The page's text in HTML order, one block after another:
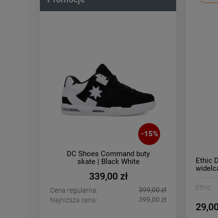
-14%
DC Shoes Net buty skate |
Black White
239,00 zł
Cena regularna:
279,00 zł
Najniższa cena:
279,00 zł
Cena
Ethic
Ethic